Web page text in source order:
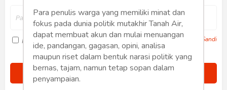
Hankam
Internasional
Bisnis
Ingat saya Lupa Sandi
Para penulis warga yang memiliki minat dan
fokus pada dunia politik mutakhir Tanah Air,
dapat membuat akun dan mulai menuangan
ide, pandangan, gagasan, opini, analisa
maupun riset dalam bentuk narasi politik yang
bernas, tajam, namun tetap sopan dalam
penyampaian.